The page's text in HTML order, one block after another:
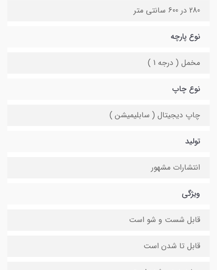
280 در 600 سانتی متر
نوع پارچه
مخمل ( درجه 1 )
نوع چاپ
چاپ دیجیتال ( سابلیمیشن )
تولید
انتشارات مشهور
ویژگی
قابل شست و شو است
قابل تا شدن است